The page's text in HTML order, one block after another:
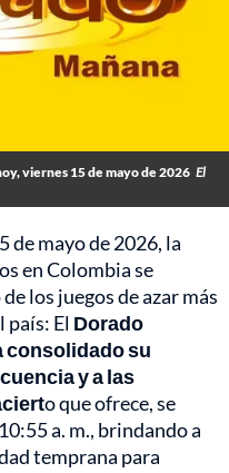
viernes 15 de mayo de 2026 El
de mayo de 2026, la
en Colombia se
los juegos de azar más
país: El Dorado
consolidado su
y a las
o que ofrece, se
a. m., brindando a
temprana para